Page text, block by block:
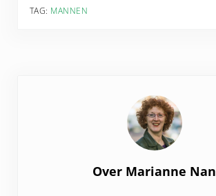
TAG: MANNEN
Over Marianne Nan